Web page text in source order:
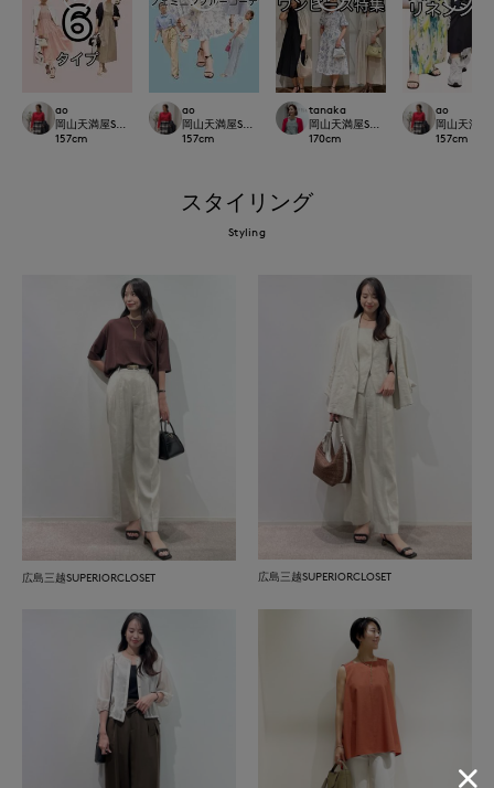
ao
岡山天満屋SUPERIORCLOSET
157cm
ao
岡山天満屋SUPERIORCLOSET
157cm
tanaka
岡山天満屋SUPERIORCLOSET
170cm
ao
岡山天満屋
157cm
スタイリング
Styling
広島三越SUPERIORCLOSET 広島三越SUPERIORCLOSET